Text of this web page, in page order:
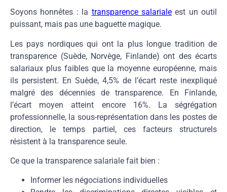
Soyons honnêtes : la transparence salarialeest un outil
puissant, mais pas une baguette magique.
Les pays nordiques qui ont la plus longue tradition de
transparence (Suède, Norvège, Finlande) ont des écarts
salariaux plus faibles que la moyenne européenne, mais
ils persistent. En Suède, 4,5% de l’écart reste inexpliqué
malgré des décennies de transparence. En Finlande,
l’écart moyen atteint encore 16%. La ségrégation
professionnelle, la sous-représentation dans les postes de
direction, le temps partiel, ces facteurs structurels
résistent à la transparence seule.
Ce que la transparence salariale fait bien :
Informer les négociations individuelles